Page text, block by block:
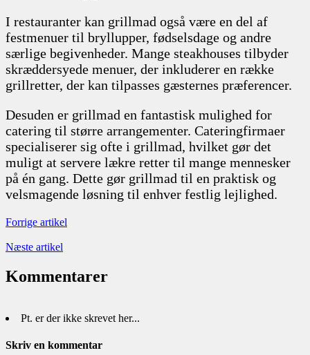
I restauranter kan grillmad også være en del af
festmenuer til bryllupper, fødselsdage og andre
særlige begivenheder. Mange steakhouses tilbyder
skræddersyede menuer, der inkluderer en række
grillretter, der kan tilpasses gæsternes præferencer.
Desuden er grillmad en fantastisk mulighed for
catering til større arrangementer. Cateringfirmaer
specialiserer sig ofte i grillmad, hvilket gør det
muligt at servere lækre retter til mange mennesker
på én gang. Dette gør grillmad til en praktisk og
velsmagende løsning til enhver festlig lejlighed.
Forrige artikel
Næste artikel
Kommentarer
Pt. er der ikke skrevet her...
Skriv en kommentar